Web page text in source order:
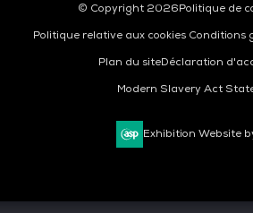
© Copyright 2026Politique de
Politique relative aux cookies Conditions
Plan du siteDéclaration
Modern Slavery Act
Exhibition Website